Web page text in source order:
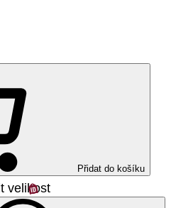
Přidat do košíku
velikost